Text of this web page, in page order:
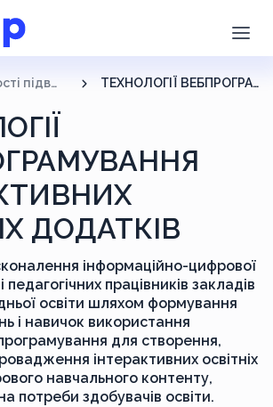
Можливості підвищення кваліфікації ТЕХНОЛОГІЇ ВЕБПРОГРАМУВАННЯ ІНТЕРАКТИВНИХ ОСВІТНІХ ДОДАТКІВ
ДОДАТКІВ
інформаційно-цифрової
працівників закладів
освіти шляхом формування
і навичок використання
для створення,
інтерактивних освітніх
навчального контенту,
потреби здобувачів освіти.